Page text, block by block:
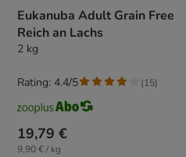
Eukanuba Adult Grain Free
Reich an Lachs
2 kg
19,79 €
9,90 € / kg
Rating: 4.4/5 (15)